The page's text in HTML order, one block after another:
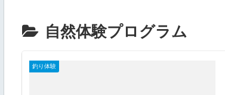
自然体験プログラム
釣り体験